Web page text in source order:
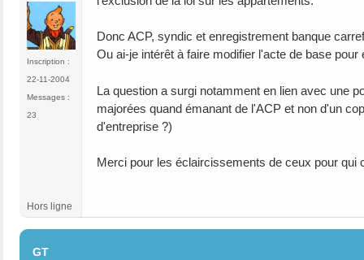
Inscription :
22-11-2004
Messages :
23
Donc ACP, syndic et enregistrement banque
Ou ai-je intérêt à faire modifier l'acte de base pour
La question a surgi notamment en lien avec une
majorées quand émanant de l'ACP et non d'un
d'entreprise ?)
Merci pour les éclaircissements de ceux pour qui
Hors ligne
GT